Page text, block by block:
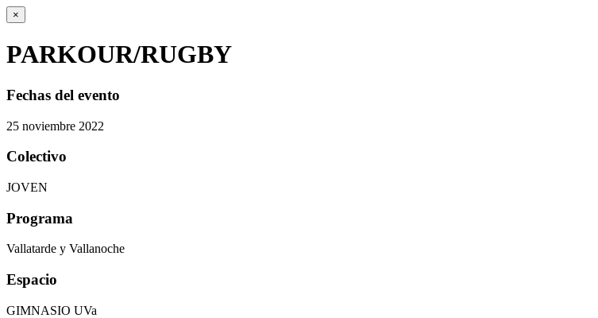
×
PARKOUR/RUGBY
Fechas del evento
25 noviembre 2022
Colectivo
JOVEN
Programa
Vallatarde y Vallanoche
Espacio
GIMNASIO UVa